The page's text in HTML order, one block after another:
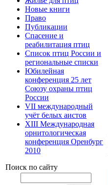
Новые книги
Право
Публикации
Спасение и
реабилитация птиц
Список птиц России и
региональные списки
Юбилейная
конференция 25 лет
Союзу охраны птиц
России
VII международный
учёт белых аистов
XIII Международная
орнитологическая
конференция Оренбург
2010
Поиск по сайту